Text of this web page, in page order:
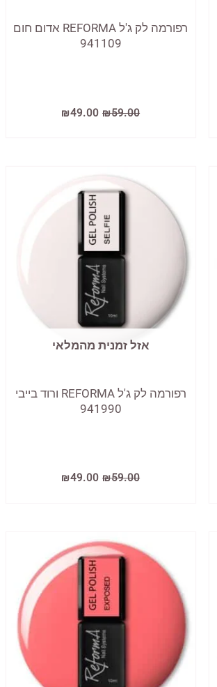
רפורמה לק ג'ל REFORMA אדום חום
941109
₪59.00
המחיר
המקורי
₪49.00
הנוכחי
אזל זמנית מהמלאי
רפורמה לק ג'ל REFORMA ורוד בייבי
941990
₪59.00
המחיר
המקורי
₪49.00
המחיר
הנוכחי